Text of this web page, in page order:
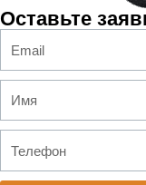
Оставьте